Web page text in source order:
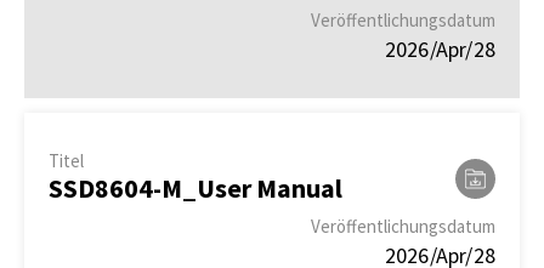
Veröffentlichungsdatum
2026/Apr/28
Titel
SSD8604-M_User Manual
Veröffentlichungsdatum
2026/Apr/28